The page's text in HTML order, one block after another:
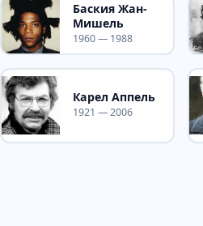
Баския Жан-
Мишель
1960 — 1988
Карел Аппель
1921 — 2006